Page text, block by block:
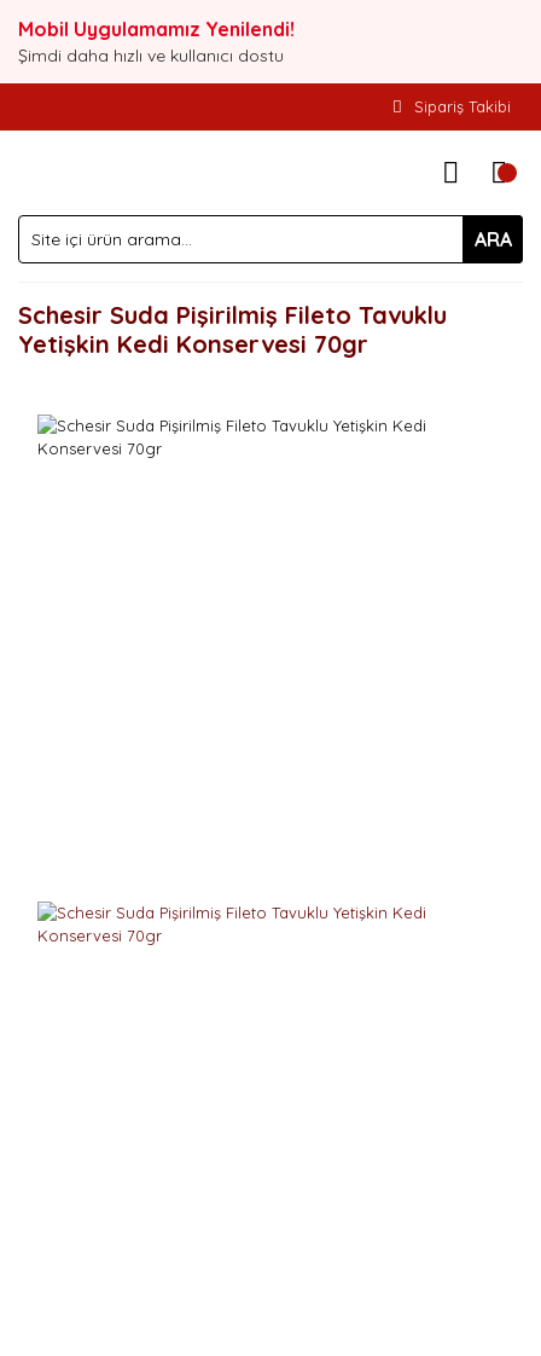
Mobil Uygulamamız Yenilendi!
Şimdi daha hızlı ve kullanıcı dostu
Sipariş Takibi
ARA
Schesir Suda Pişirilmiş Fileto Tavuklu
Yetişkin Kedi Konservesi 70gr